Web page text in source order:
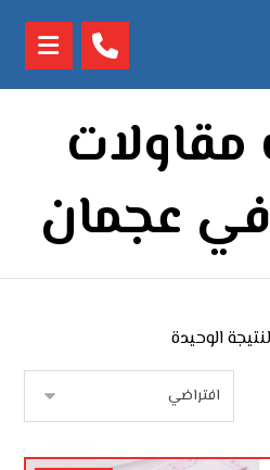
عجمان
الوحيدة